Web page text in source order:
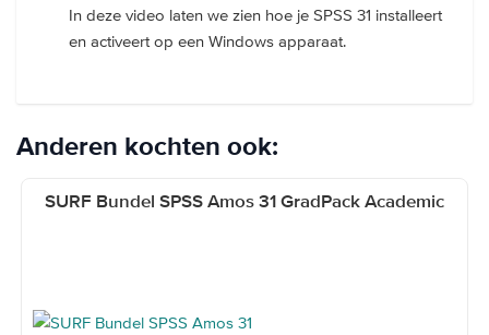
In deze video laten we zien hoe je SPSS 31 installeert
en activeert op een Windows apparaat.
Anderen kochten ook:
SURF Bundel SPSS Amos 31 GradPack Academic